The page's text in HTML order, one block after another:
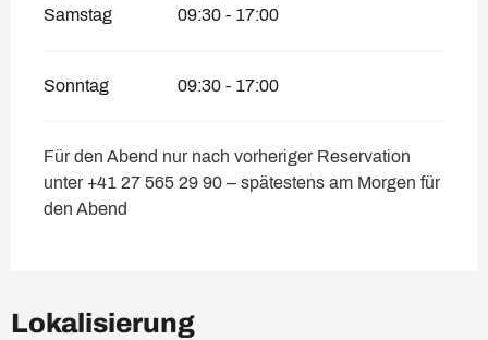
Samstag 09:30 - 17:00
Sonntag 09:30 - 17:00
Für den Abend nur nach vorheriger Reservation
unter +41 27 565 29 90 – spätestens am Morgen für
den Abend
Lokalisierung